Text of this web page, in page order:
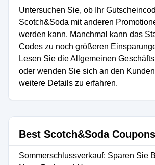
Untersuchen Sie, ob Ihr
Scotch&Soda mit anderen
werden kann. Manchmal kann das
Codes zu noch größeren
Lesen Sie die Allgemeinen
oder wenden Sie sich an den
weitere Details zu erfahren.
Best Scotch&Soda Coupons
Sommerschlussverkauf: Sparen Sie